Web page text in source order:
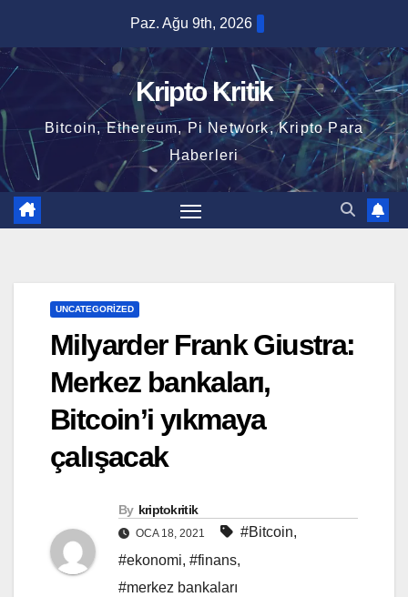
content
Paz. Ağu 9th, 2026
Kripto Kritik
Bitcoin, Ethereum, Pi Network, Kripto Para
Haberleri
UNCATEGORIZED
Milyarder Frank Giustra:
Merkez bankaları,
Bitcoin’i yıkmaya
çalışacak
By kriptokritik
OCA 18, 2021 #Bitcoin,
#ekonomi, #finans,
#merkez bankaları